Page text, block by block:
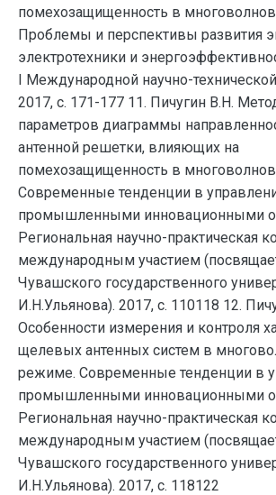
помехозащищенность в
Проблемы и перспективы развития
электротехники и
I Международной научно-
2017, с. 171-177 11. Пичугин В.Н.
параметров диаграммы
антенной решетки, влияющих на
помехозащищенность в
Современные тенденции в
промышленными инновационными
Региональная научно-практическая
международным участием
Чувашского государственного
И.Н.Ульянова). 2017, с. 110118 12.
Особенности измерения и контроля
щелевых антенных систем в
режиме. Современные тенденции в
промышленными инновационными
Региональная научно-практическая
международным участием
Чувашского государственного
И.Н.Ульянова). 2017, с. 118122